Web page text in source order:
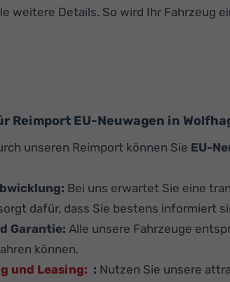
weitere Details. So wird Ihr Fahrzeug
Reimport EU-Neuwagen in
unseren Reimport können Sie EU-
Bei uns erwartet Sie eine
dafür, dass Sie bestens informiert
Garantie: Alle unsere Fahrzeuge
können.
und Leasing: : Nutzen Sie unsere